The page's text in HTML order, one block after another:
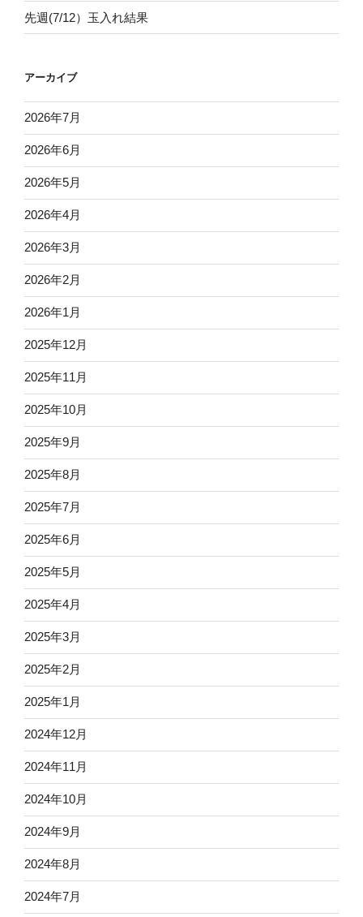
先週(7/12）玉入れ結果
アーカイブ
2026年7月
2026年6月
2026年5月
2026年4月
2026年3月
2026年2月
2026年1月
2025年12月
2025年11月
2025年10月
2025年9月
2025年8月
2025年7月
2025年6月
2025年5月
2025年4月
2025年3月
2025年2月
2025年1月
2024年12月
2024年11月
2024年10月
2024年9月
2024年8月
2024年7月